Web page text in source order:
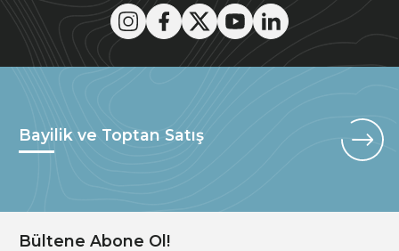
Bayilik ve Toptan Satış
Bültene Abone Ol!